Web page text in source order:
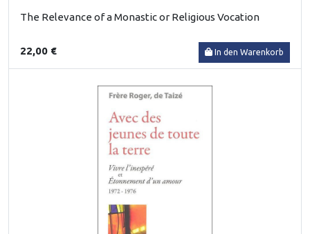
The Relevance of a Monastic or Religious Vocation
22,00 € In den Warenkorb